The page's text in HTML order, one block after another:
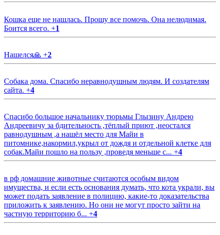
Кошка еще не нашлась. Прошу все помочь. Она нелюдимая.
Боится всего. +1
Нашелся🙏 +2
Собака дома. Спасибо неравнодушным людям. И создателям
сайта. +4
Спасибо большое начальнику тюрьмы Глызину Андрею
Андреевичу за бдительность ,тёплый приют ,неостался
равнодушным ,а нашёл место для Майи в
питомнике,накормил,укрыл от дождя и отдельной клетке для
собак.Майи пошло на пользу ,проведя меньше с... +4
в рф домашние животные считаются особым видом
имущества, и если есть основания думать, что кота украли, вы
может подать заявление в полицию, какие-то доказательства
приложить к заявлению. Но они не могут просто зайти на
частную территорию б... +4